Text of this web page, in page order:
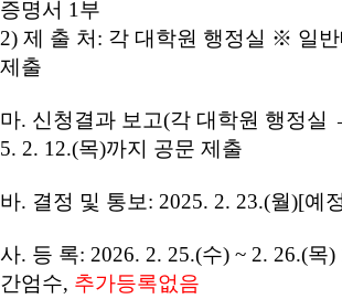
증명서 1 부
2) 제 출 처 : 각 대학원 행정실 ※ 일
제출
마. 신청결과 보고(각 대학원 행정실
5. 2. 12.(목)까지 공문 제출
바. 결정 및 통보: 2025. 2. 23.(월)[예정
사. 등 록: 2026. 2. 25.(수) ~ 2. 26.(목)
간엄수, 추가등록없음